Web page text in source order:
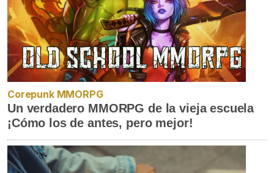
Corepunk MMORPG
Un verdadero MMORPG de la vieja escuela
¡Cómo los de antes, pero mejor!